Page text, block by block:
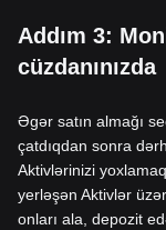
Addım 3:
cüzdanınızda
Əgər satın almağı
çatdıqdan sonra
Aktivlərinizi
yerləşən Aktivlər
onları ala, depozit